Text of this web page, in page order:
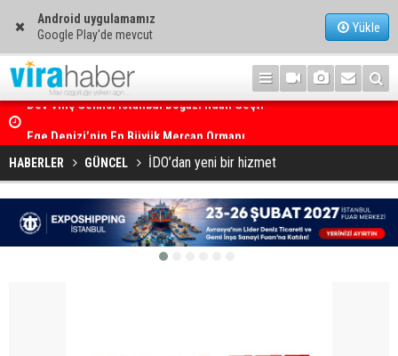
Android uygulamamız
Google Play'de mevcut
Yükle
HABERLER GÜNCEL İDO’dan yeni bir hizmet